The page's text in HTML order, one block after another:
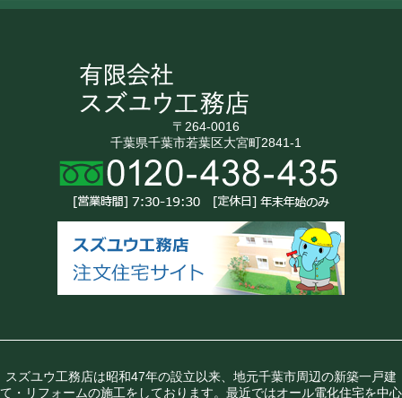
〒264-0016
千葉県千葉市若葉区大宮町2841-1
スズユウ工務店は昭和47年の設立以来、地元千葉市周辺の新築一戸建
て・リフォームの施工をしております。最近ではオール電化住宅を中心